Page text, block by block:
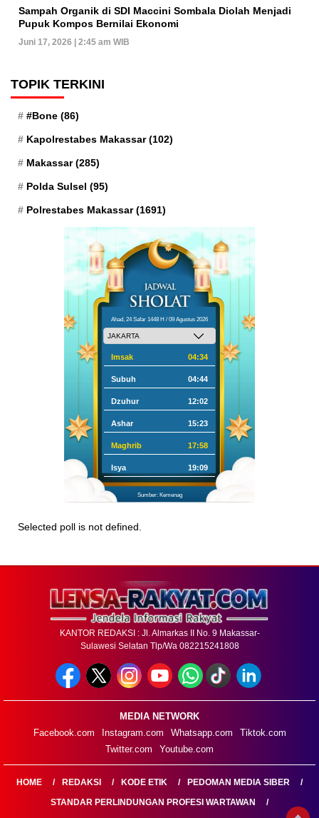
Sampah Organik di SDI Maccini Sombala Diolah Menjadi
Pupuk Kompos Bernilai Ekonomi
Juni 17, 2026 | 2:45 am WIB
TOPIK TERKINI
#Bone (86)
Kapolrestabes Makassar(102)
Makassar(285)
Polda Sulsel (95)
Polrestabes Makassar(1691)
Ahad, 24 Safar 1448 H / 09 Agustus 2026
Imsak 04:34
Subuh 04:44
Dzuhur 12:02
Ashar 15:23
Maghrib 17:58
Isya 19:09
Sumber: Kemenag
Selected poll is not defined.
KANTOR REDAKSI : Jl. Almarkas II No. 9 Makassar-
Sulawesi Selatan Tlp/Wa 082215241808
MEDIA NETWORK
Facebook.com
Instagram.com Whatsapp.com
Tiktok.com
Twitter.com
Youtube.com
HOME REDAKSI KODE ETIK
PEDOMAN MEDIA SIBER
STANDAR PERLINDUNGAN PROFESI WARTAWAN